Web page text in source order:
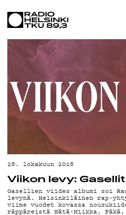
28. lokakuun 2018
Viikon levy: Gasellit
Gasellien viides albumi soi
levynä. Helsinkiläinen rap-
viime vuodet kovassa
räppäreistä Hätä-Miikka, Päkä,